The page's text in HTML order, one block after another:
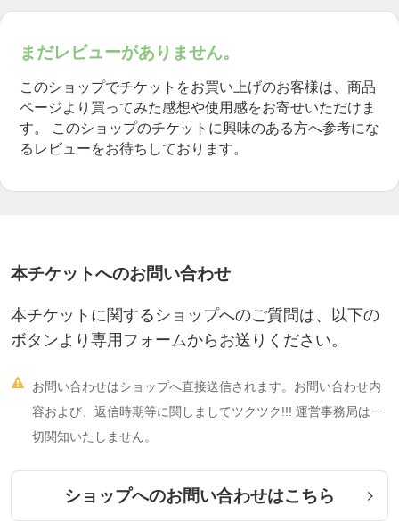
まだレビューがありません。
このショップでチケットをお買い上げのお客様は、商品
ページより買ってみた感想や使用感をお寄せいただけま
す。
このショップのチケットに興味のある方へ参考にな
るレビューをお待ちしております。
本チケットへのお問い合わせ
本チケットに関するショップへのご質問は、以下の
ボタンより専用フォームからお送りください。

お問い合わせはショップへ直接送信されます。お問い合わせ内
容および、返信時期等に関しましてツクツク!!! 運営事務局は一
切関知いたしません。
ショップへのお問い合わせはこちら